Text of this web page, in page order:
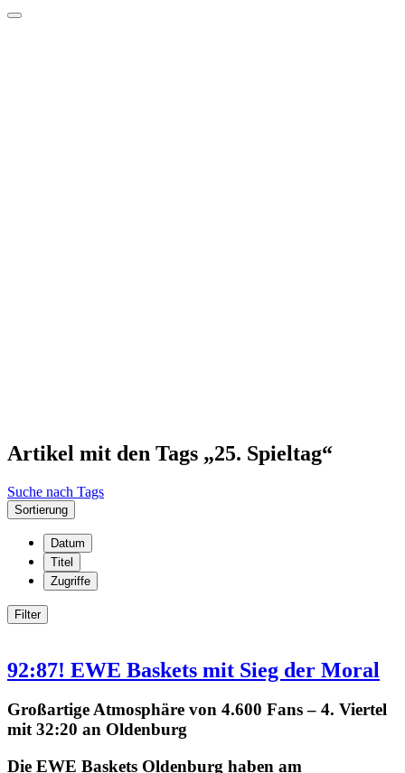
Artikel mit den Tags „25. Spieltag“
Suche nach Tags
Sortierung
Datum
Titel
Zugriffe
Filter
92:87! EWE Baskets mit Sieg der Moral
Großartige Atmosphäre von 4.600 Fans – 4. Viertel
mit 32:20 an Oldenburg
Die EWE Baskets Oldenburg haben am